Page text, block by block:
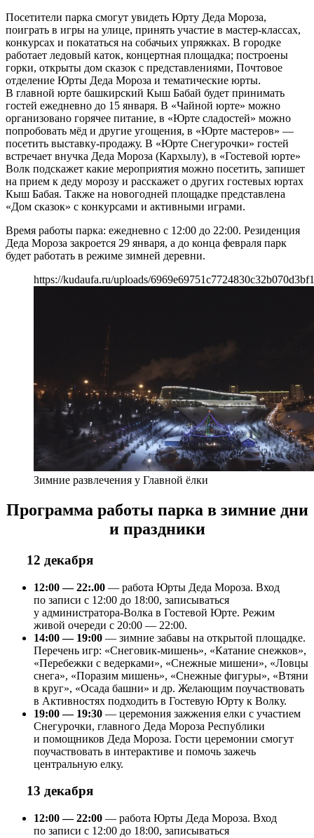
Посетители парка смогут увидеть Юрту Деда Мороза,
поиграть в игры на улице, принять участие в мастер-классах,
конкурсах и покататься на собачьих упряжках. В городке
работает ледовый каток, концертная площадка; построены
горки, открыты дом сказок с представлениями, Почтовое
отделение Юрты Деда Мороза и тематические юрты.
В главной юрте башкирский Кыш Бабай будет принимать
гостей ежедневно до 15 января. В «Чайной юрте» можно
организовано горячее питание, в «Юрте сладостей» можно
попробовать мёд и другие угощения, в «Юрте мастеров» —
посетить выставку-продажу. В «Юрте Снегурочки» гостей
встречает внучка Деда Мороза (Кархылу), в «Гостевой юрте»
Волк подскажет какие мероприятия можно посетить, запишет
на прием к деду морозу и расскажет о других гостевых юртах
Кыш Бабая. Также на новогодней площадке представлена
«Дом сказок» с конкурсами и активными играми.
Время работы парка: ежедневно с 12:00 до 22:00. Резиденция
Деда Мороза закроется 29 января, а до конца февраля парк
будет работать в режиме зимней деревни.
https://kudaufa.ru/uploads/
Зимние развлечения у Главной ёлки
Программа работы парка в зимние дни
и праздники
12 декабря
12:00 — 22:.00 — работа Юрты Деда Мороза. Вход
по записи с 12:00 до 18:00, записываться
у администратора-Волка в Гостевой Юрте. Режим
живой очереди с 20:00 — 22:00.
14:00 — 19:00 — зимние забавы на открытой площадке.
Перечень игр: «Снеговик-мишень», «Катание снежков»,
«Перебежки с ведерками», «Снежные мишени», «Ловцы
снега», «Поразим мишень», «Снежные фигуры», «Втяни
в круг», «Осада башни» и др. Желающим поучаствовать
в Активностях подходить в Гостевую Юрту к Волку.
19:00 — 19:30 — церемония зажжения елки с участием
Снегурочки, главного Деда Мороза Республики
и помощников Деда Мороза. Гости церемонии смогут
поучаствовать в интерактиве и помочь зажечь
центральную елку.
13 декабря
12:00 — 22:00 — работа Юрты Деда Мороза. Вход
по записи с 12:00 до 18:00, записываться